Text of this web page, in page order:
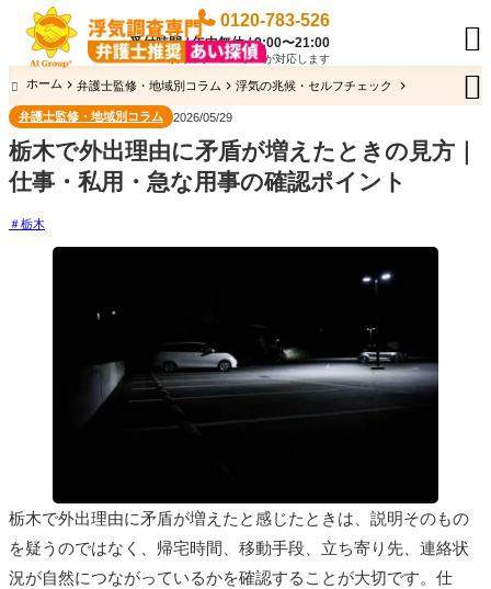
0120-783-526
受付時間 / 年中無休 / 9:00〜21:00
専門のオペレーターが対応します


 ホーム 弁護士監修・地域別コラム 浮気の兆候・セルフチェック
弁護士監修・地域別コラム 2026/05/29
栃木で外出理由に矛盾が増えたときの見方｜
仕事・私用・急な用事の確認ポイント
栃木
栃木で外出理由に矛盾が増えたと感じたときは、説明そのもの
を疑うのではなく、帰宅時間、移動手段、立ち寄り先、連絡状
況が自然につながっているかを確認することが大切です。仕